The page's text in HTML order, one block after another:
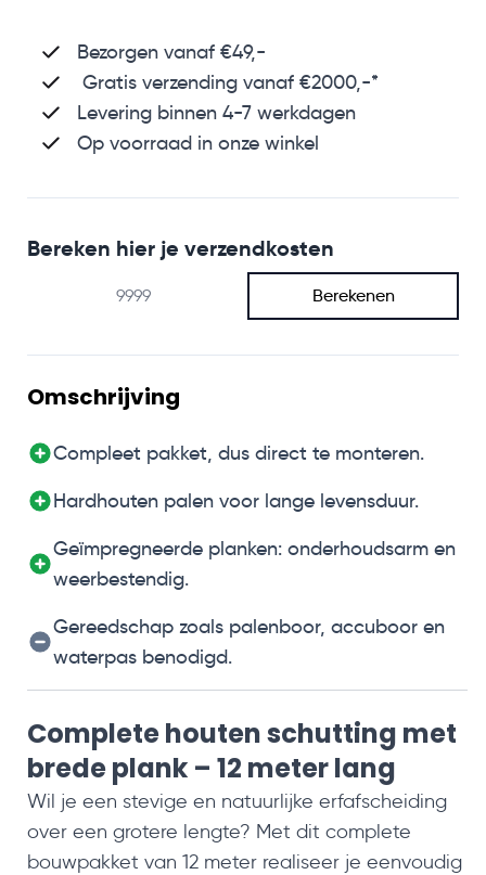
Bezorgen vanaf €49,-
Gratis verzending vanaf €2000,-*
Levering binnen 4-7 werkdagen
Op voorraad in onze winkel
Bereken hier je verzendkosten
Berekenen
Omschrijving
Compleet pakket, dus direct te monteren.
Hardhouten palen voor lange levensduur.
Geïmpregneerde planken: onderhoudsarm en
weerbestendig.
Gereedschap zoals palenboor, accuboor en
waterpas benodigd.
Complete houten schutting met
brede plank – 12 meter lang
Wil je een stevige en natuurlijke erfafscheiding
over een grotere lengte? Met dit complete
bouwpakket van 12 meter realiseer je eenvoudig